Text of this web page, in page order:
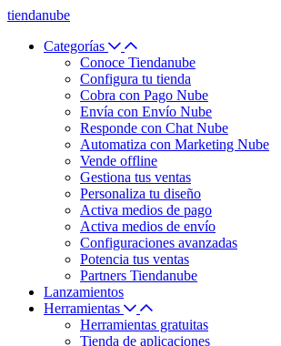
tiendanube
Categorías
Conoce Tiendanube
Configura tu tienda
Cobra con Pago Nube
Envía con Envío Nube
Responde con Chat Nube
Automatiza con Marketing Nube
Vende offline
Gestiona tus ventas
Personaliza tu diseño
Activa medios de pago
Activa medios de envío
Configuraciones avanzadas
Potencia tus ventas
Partners Tiendanube
Lanzamientos
Herramientas
Herramientas gratuitas
Tienda de aplicaciones